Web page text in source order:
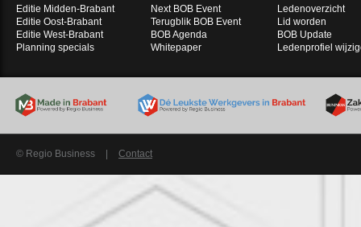
Editie Midden-Brabant
Editie Oost-Brabant
Editie West-Brabant
Planning specials
Next BOB Event
Terugblik BOB Event
BOB Agenda
Whitepaper
Ledenoverzicht
Lid worden
BOB Update
Ledenprofiel
© Regio Business Contact